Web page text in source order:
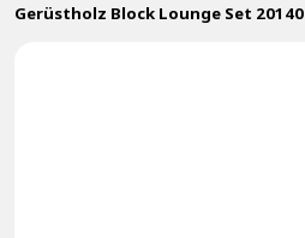
Gerüstholz Block Lounge Set 20140